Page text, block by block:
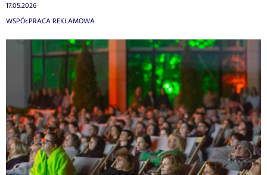
17.05.2026
WSPÓŁPRACA REKLAMOWA